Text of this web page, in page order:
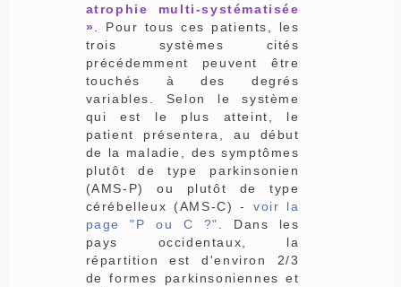
atrophie multi-systématisée
». Pour tous ces patients, les
trois systèmes cités
précédemment peuvent être
touchés à des degrés
variables. Selon le système
qui est le plus atteint, le
patient présentera, au début
de la maladie, des symptômes
plutôt de type parkinsonien
(AMS-P) ou plutôt de type
cérébelleux (AMS-C) -voir la
page "P ou C ?". Dans les
pays occidentaux, la
répartition est d'environ 2/3
de formes parkinsoniennes et